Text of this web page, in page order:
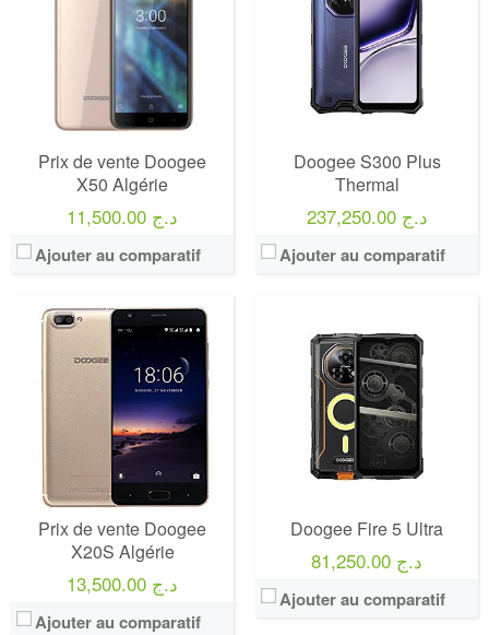
Prix de vente Doogee
X50 Algérie
11,500.00 د.ج
Ajouter au comparatif
Doogee S300 Plus
Thermal
237,250.00 د.ج
Ajouter au comparatif
Prix de vente Doogee
X20S Algérie
13,500.00 د.ج
Ajouter au comparatif
Doogee Fire 5 Ultra
81,250.00 د.ج
Ajouter au comparatif